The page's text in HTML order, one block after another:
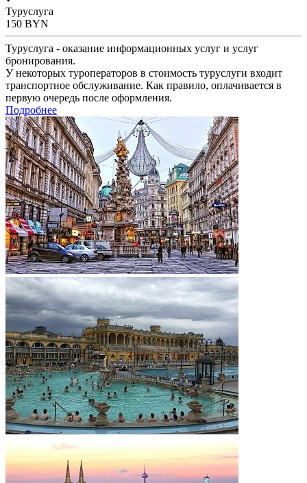
Туруслуга
150 BYN
Туруслуга - оказание информационных услуг и услуг
бронирования.
У некоторых туроператоров в стоимость туруслуги входит
транспортное обслуживание. Как правило, оплачивается в
первую очередь после оформления.
Подробнее